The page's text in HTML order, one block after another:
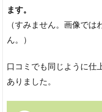
ます。
（すみません。画像で
ん。）
口コミでも同じように仕
ありました。